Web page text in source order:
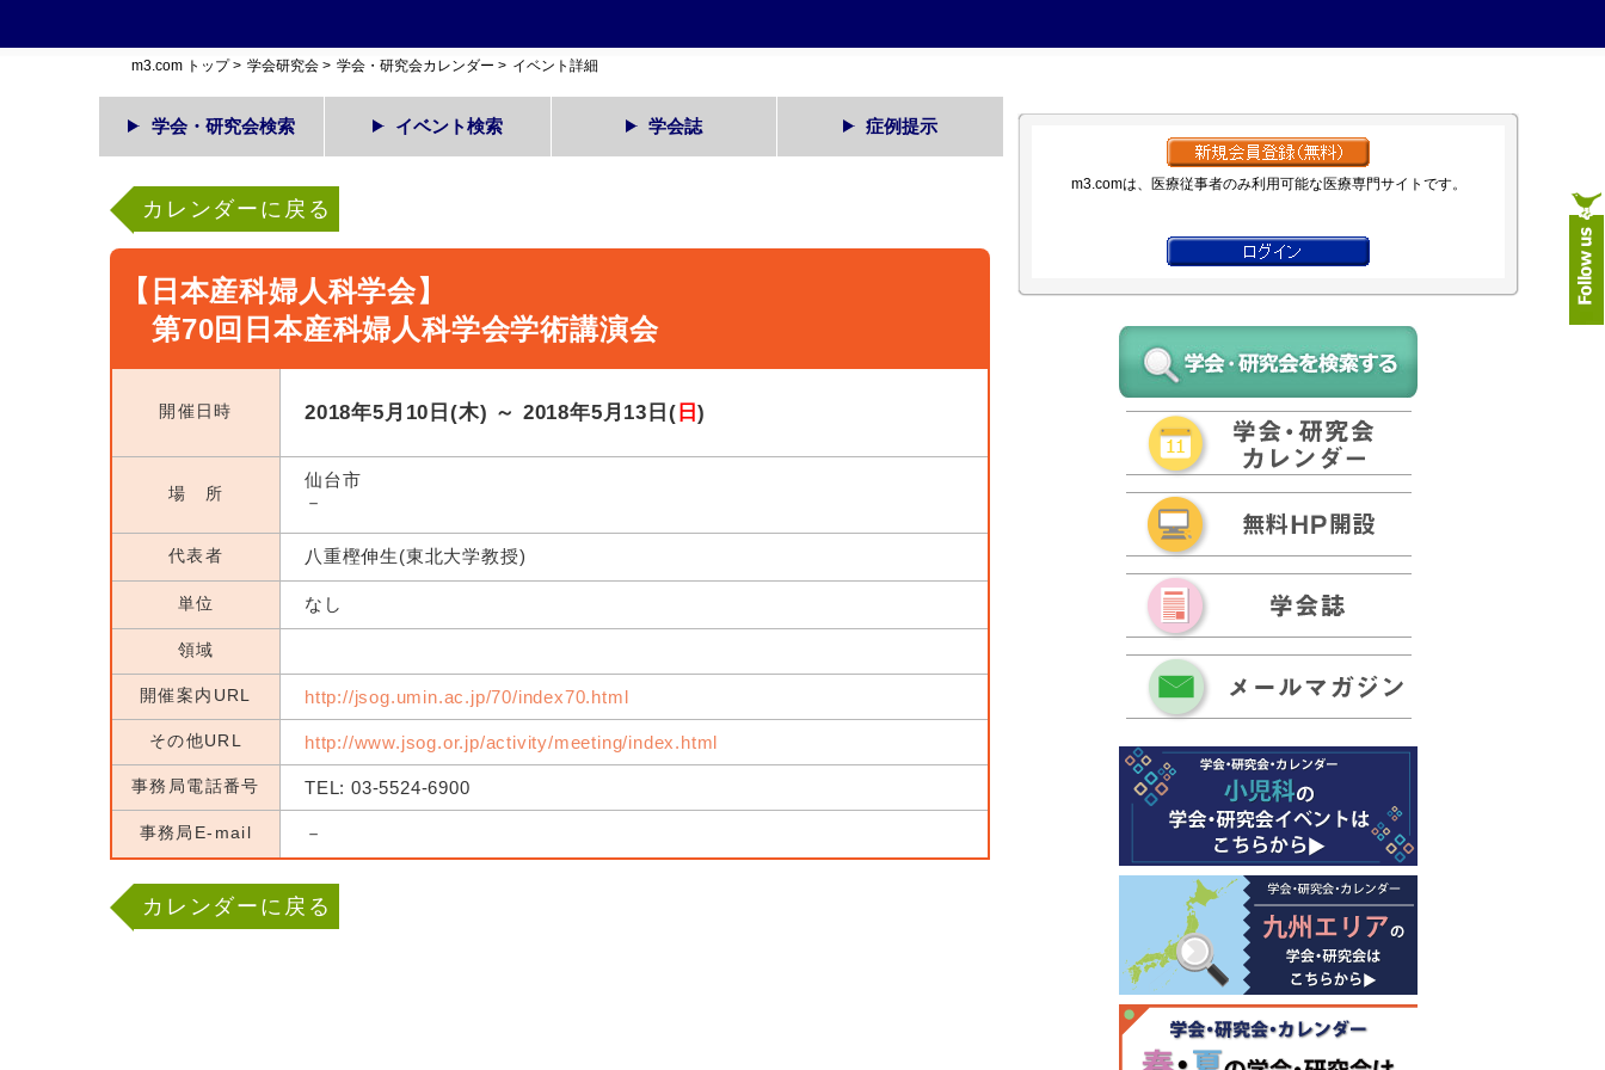
m3.com トップ> 学会研究会 > 学会・研究会カレンダー > イベント詳細
学会・研究会検索 イベント検索 学会誌 症例提示
カレンダーに戻る
【日本産科婦人科学会】
第70回日本産科婦人科学会学術講演会
開催日時 2018年5月10日(木) ～ 2018年5月13日( 日)
場 所
仙台市
－
代表者 八重樫伸生(東北大学教授)
単位 なし
領域
開催案内URL http://jsog.umin.ac.jp/70/index70.html
その他URL http://www.jsog.or.jp/activity/meeting/index.html
事務局電話番号 TEL: 03-5524-6900
事務局E-mail －
カレンダーに戻る
m3.comは、医療従事者のみ利用可能な医療専門サイトです。